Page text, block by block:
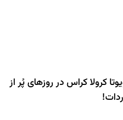
کرولا کراس در روزهای پُر از